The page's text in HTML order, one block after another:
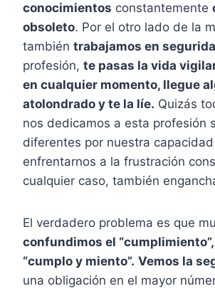
conocimientos constantemente
obsoleto. Por el otro lado de la
también trabajamos en
profesión, te pasas la vida
en cualquier momento, llegue
atolondrado y te la líe. Quizás
nos dedicamos a esta profesión
diferentes por nuestra
enfrentarnos a la frustración
cualquier caso, también
El verdadero problema es que
confundimos el
“cumplo y miento”. Vemos la
una obligación en el mayor